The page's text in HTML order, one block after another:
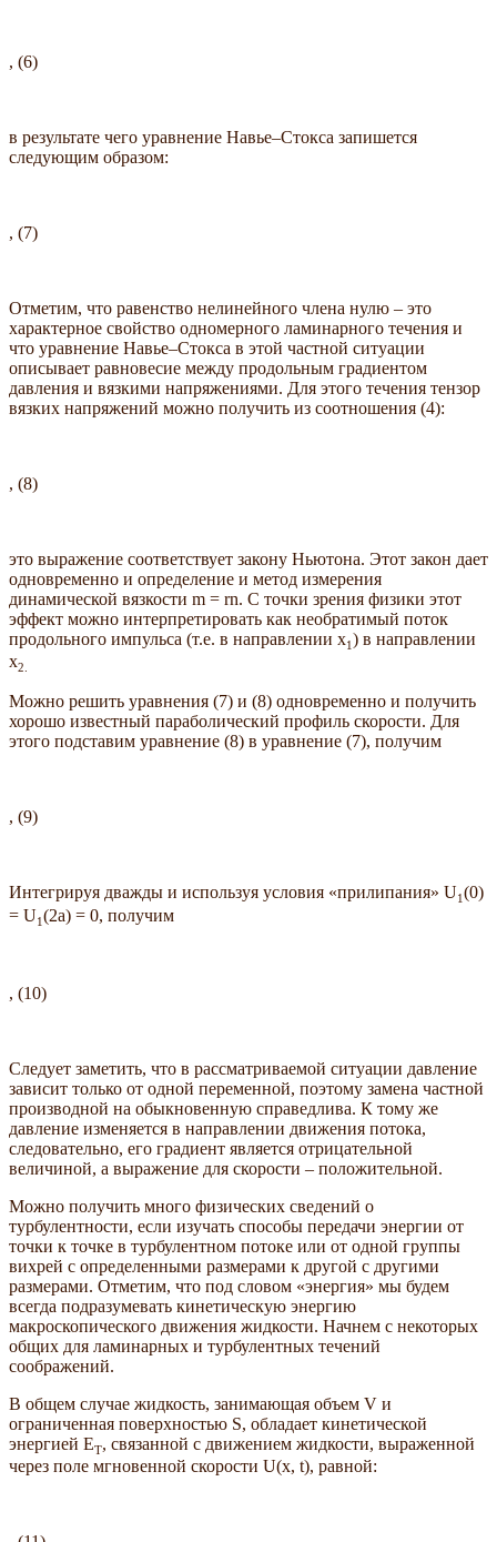
, (6)
в результате чего уравнение Навье–Стокса запишется
следующим образом:
, (7)
Отметим, что равенство нелинейного члена нулю – это
характерное свойство одномерного ламинарного течения и
что уравнение Навье–Стокса в этой частной ситуации
описывает равновесие между продольным градиентом
давления и вязкими напряжениями. Для этого течения тензор
вязких напряжений можно получить из соотношения (4):
, (8)
это выражение соответствует закону Ньютона. Этот закон дает
одновременно и определение и метод измерения
динамической вязкости m = rn. С точки зрения физики этот
эффект можно интерпретировать как необратимый поток
продольного импульса (т.е. в направлении x1 ) в направлении
x2.
Можно решить уравнения (7) и (8) одновременно и получить
хорошо известный параболический профиль скорости. Для
этого подставим уравнение (8) в уравнение (7), получим
, (9)
Интегрируя дважды и используя условия «прилипания» U1(0)
= U1(2a) = 0, получим
, (10)
Следует заметить, что в рассматриваемой ситуации давление
зависит только от одной переменной, поэтому замена частной
производной на обыкновенную справедлива. К тому же
давление изменяется в направлении движения потока,
следовательно, его градиент является отрицательной
величиной, а выражение для скорости – положительной.
Можно получить много физических сведений о
турбулентности, если изучать способы передачи энергии от
точки к точке в турбулентном потоке или от одной группы
вихрей с определенными размерами к другой с другими
размерами. Отметим, что под словом «энергия» мы будем
всегда подразумевать кинетическую энергию
макроскопического движения жидкости. Начнем с некоторых
общих для ламинарных и турбулентных течений
соображений.
В общем случае жидкость, занимающая объем V и
ограниченная поверхностью S, обладает кинетической
энергией ET, связанной с движением жидкости, выраженной
через поле мгновенной скорости U(x, t), равной: